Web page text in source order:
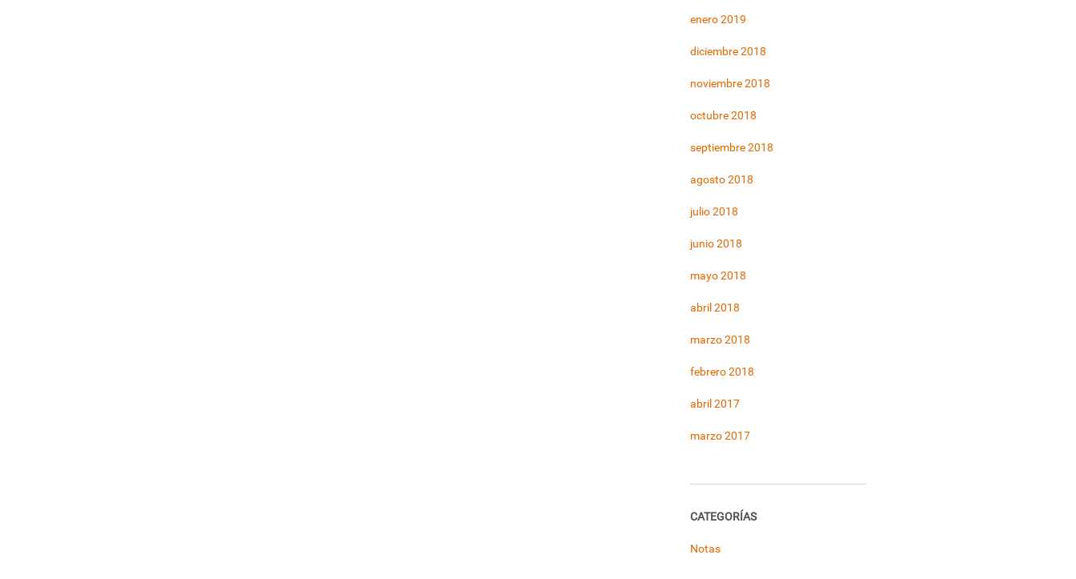
enero 2019
diciembre 2018
noviembre 2018
octubre 2018
septiembre 2018
agosto 2018
julio 2018
junio 2018
mayo 2018
abril 2018
marzo 2018
febrero 2018
abril 2017
marzo 2017
CATEGORÍAS
Notas